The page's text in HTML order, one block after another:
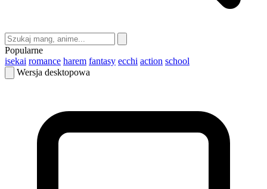
Popularne
isekai romance harem fantasy ecchi action school
Wersja desktopowa